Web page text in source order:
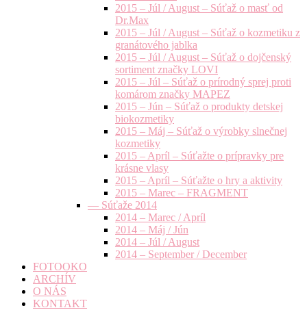
2015 – Júl / August – Súťaž o masť od
Dr.Max
2015 – Júl / August – Súťaž o kozmetiku z
granátového jablka
2015 – Júl / August – Súťaž o dojčenský
sortiment značky LOVI
2015 – Júl – Súťaž o prírodný sprej proti
komárom značky MAPEZ
2015 – Jún – Súťaž o produkty detskej
biokozmetiky
2015 – Máj – Súťaž o výrobky slnečnej
kozmetiky
2015 – Apríl – Súťažte o prípravky pre
krásne vlasy
2015 – Apríl – Súťažte o hry a aktivity
2015 – Marec – FRAGMENT
— Súťaže 2014
2014 – Marec / Apríl
2014 – Máj / Jún
2014 – Júl / August
2014 – September / December
FOTOOKO
ARCHÍV
O NÁS
KONTAKT